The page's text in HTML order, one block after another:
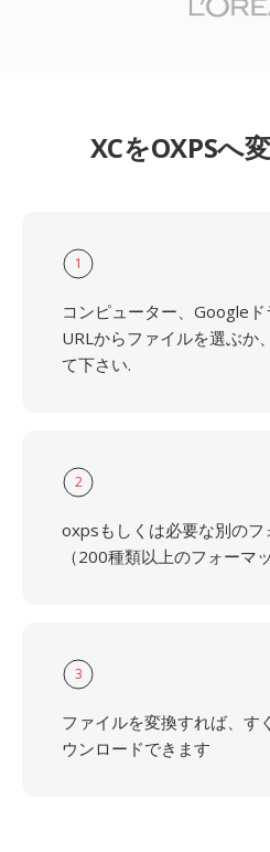
XCをOXPSへ
1
コンピューター、Googleド
URLからファイルを選ぶか
て下さい.
2
oxpsもしくは必要な別の
（200種類以上のフォーマ
3
ファイルを変換すれば、す
ウンロードできます